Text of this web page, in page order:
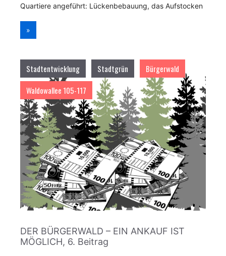
Quartiere angeführt: Lückenbebauung, das Aufstocken
»
Stadtentwicklung Stadtgrün
Bürgerwald
Waldowallee 105-117
DER BÜRGERWALD – EIN ANKAUF IST
MÖGLICH, 6. Beitrag